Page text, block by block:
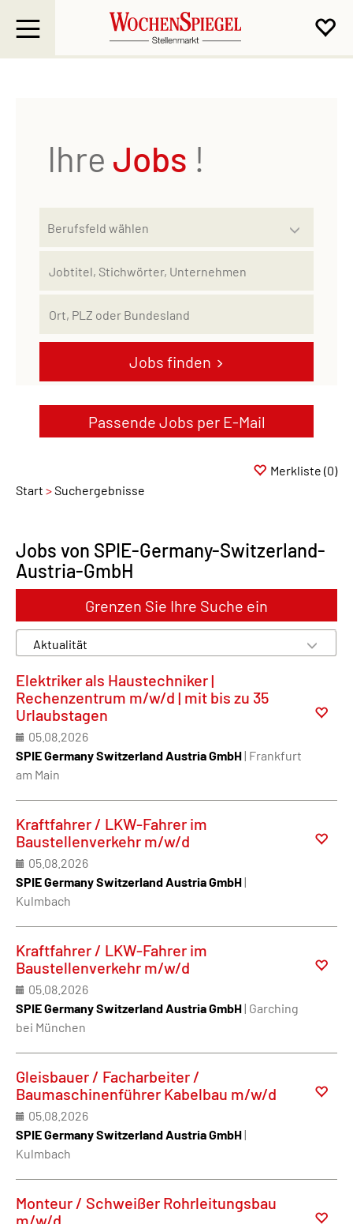
Passende Jobs per E-Mail
Ihre Jobs !
Jobs finden
Start Suchergebnisse
Merkliste (0)
Jobs von SPIE-Germany-Switzerland-
Austria-GmbH
Grenzen Sie Ihre Suche ein
Elektriker als Haustechniker |
Rechenzentrum m/w/d | mit bis zu 35
Urlaubstagen
05.08.2026
SPIE Germany Switzerland Austria GmbH| Frankfurt
am Main
Kraftfahrer / LKW-Fahrer im
Baustellenverkehr m/w/d
05.08.2026
SPIE Germany Switzerland Austria GmbH|
Kulmbach
Kraftfahrer / LKW-Fahrer im
Baustellenverkehr m/w/d
05.08.2026
SPIE Germany Switzerland Austria GmbH| Garching
bei München
Gleisbauer / Facharbeiter /
Baumaschinenführer Kabelbau m/w/d
05.08.2026
SPIE Germany Switzerland Austria GmbH|
Kulmbach
Monteur / Schweißer Rohrleitungsbau
m/w/d